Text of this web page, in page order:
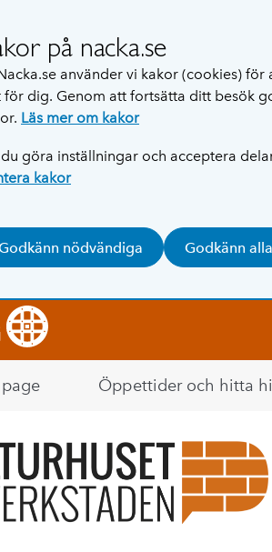
på nacka.se
använder vi kakor (cookies)
för dig. Genom att fortsätta ditt besök
Läs mer om kakor
göra inställningar och acceptera
kakor
nödvändiga Godkänn alla
Öppettider och hitta